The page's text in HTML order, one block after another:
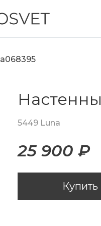
a068395
5449 Luna
25 900 ₽
Купить